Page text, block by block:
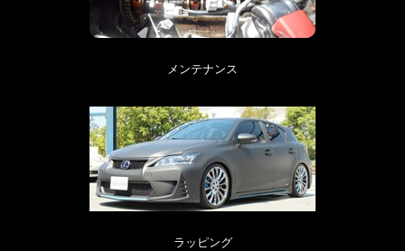
メンテナンス
ラッピング